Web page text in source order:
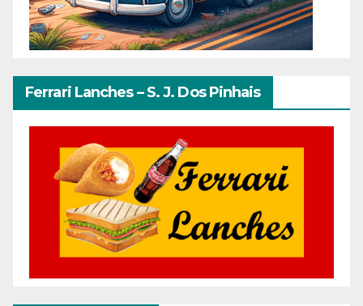
Ferrari Lanches – S. J. Dos Pinhais